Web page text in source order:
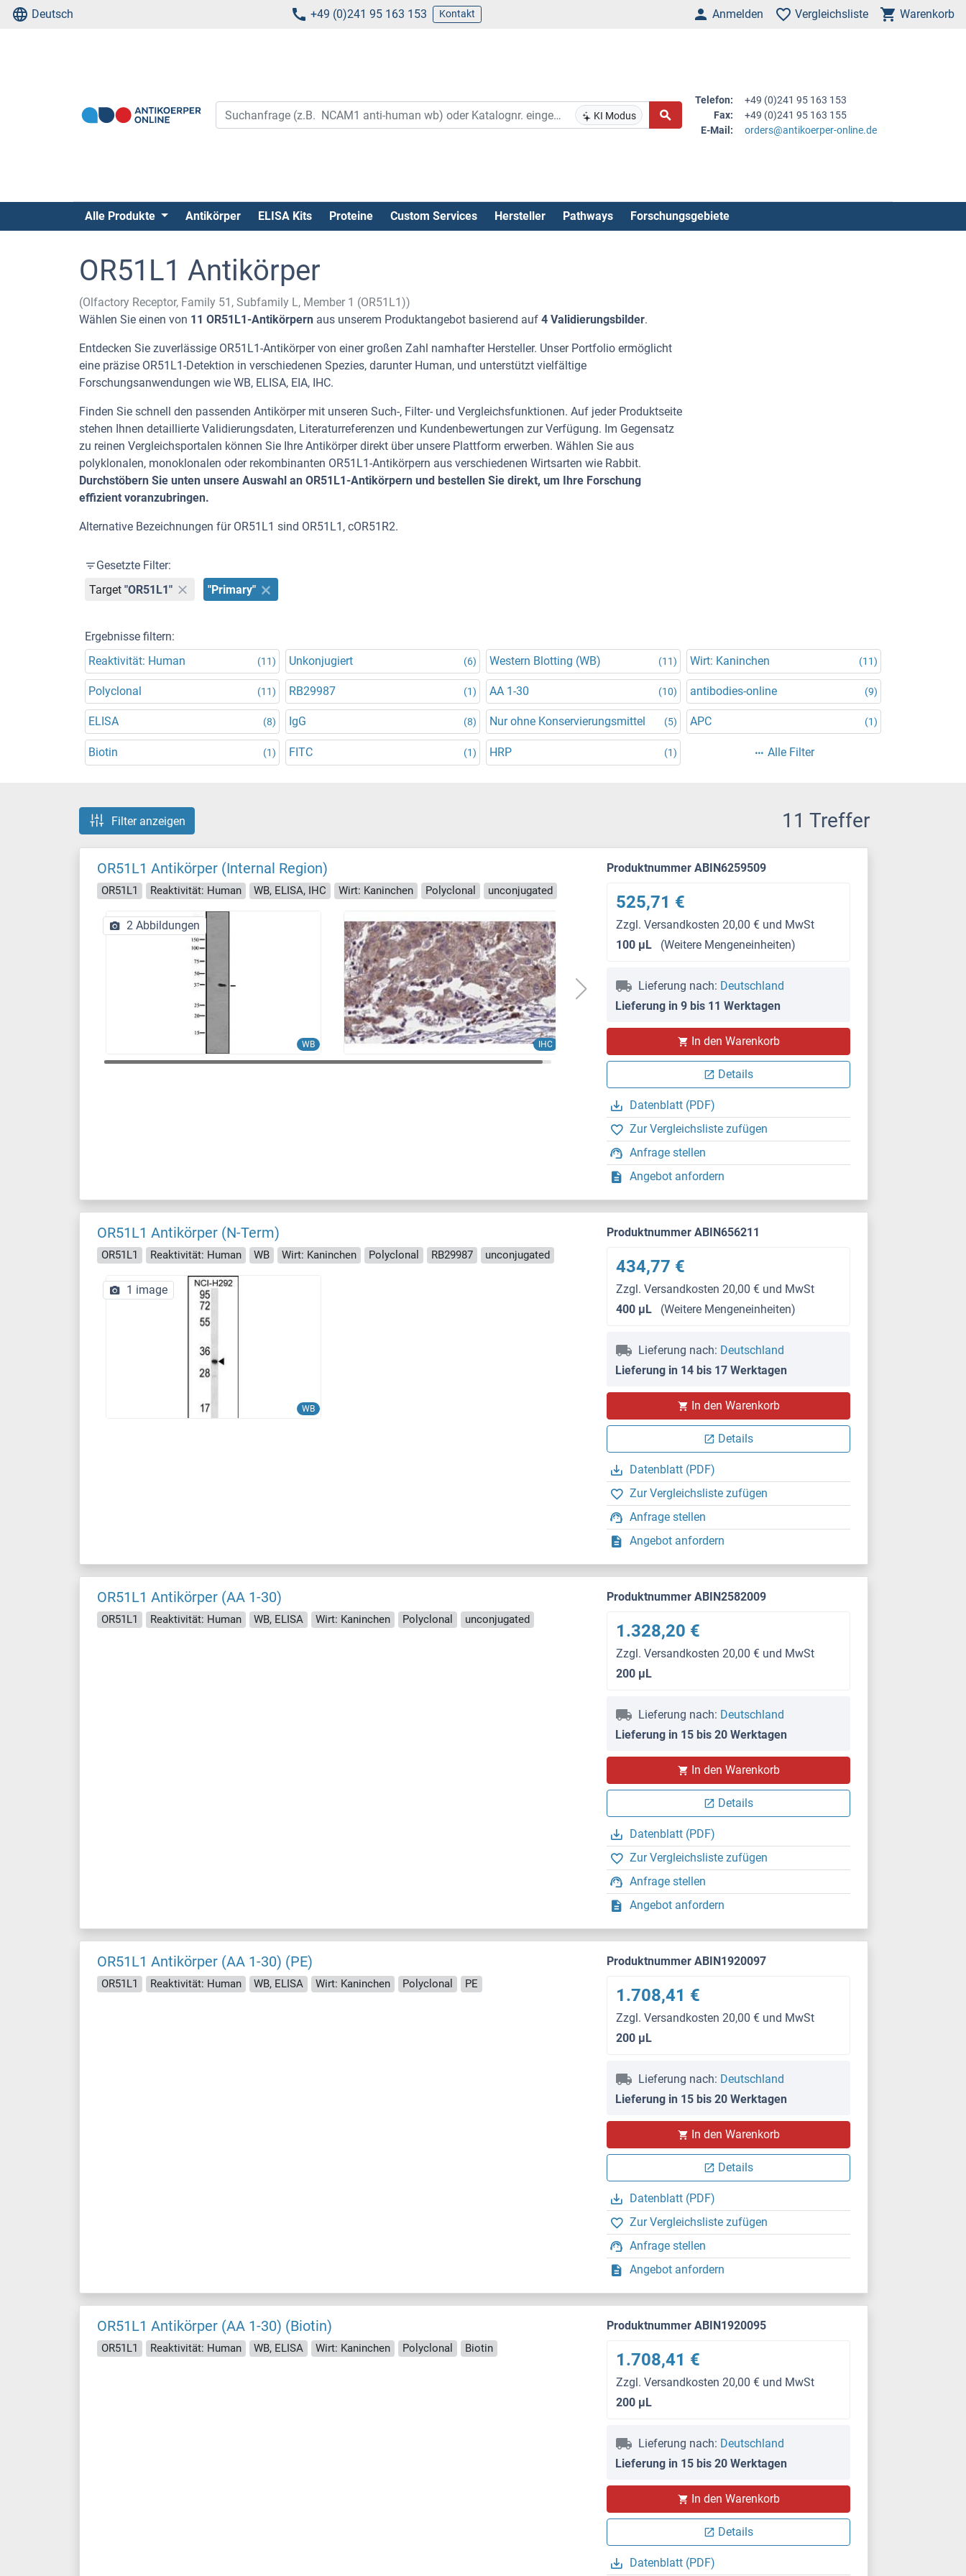
Deutsch +49 (0)241 95 163 153 Kontakt Anmelden Vergleichsliste Warenkorb
KI Modus
Telefon:
+49 (0)241 95 163 153
Fax:
+49 (0)241 95 163 155
E-Mail:
orders@antikoerper-online.de
Alle Produkte Antikörper ELISA Kits Proteine Custom Services Hersteller Pathways Forschungsgebiete
OR51L1 Antikörper
(Olfactory Receptor, Family 51, Subfamily L, Member 1 (OR51L1))
Wählen Sie einen von 11 OR51L1-Antikörpern aus unserem Produktangebot basierend auf 4 Validierungsbilder.
Entdecken Sie zuverlässige OR51L1-Antikörper von einer großen Zahl namhafter Hersteller. Unser Portfolio ermöglicht
eine präzise OR51L1-Detektion in verschiedenen Spezies, darunter Human, und unterstützt vielfältige
Forschungsanwendungen wie WB, ELISA, EIA, IHC.
Finden Sie schnell den passenden Antikörper mit unseren Such-, Filter- und Vergleichsfunktionen. Auf jeder Produktseite
stehen Ihnen detaillierte Validierungsdaten, Literaturreferenzen und Kundenbewertungen zur Verfügung. Im Gegensatz
zu reinen Vergleichsportalen können Sie Ihre Antikörper direkt über unsere Plattform erwerben. Wählen Sie aus
polyklonalen, monoklonalen oder rekombinanten OR51L1-Antikörpern aus verschiedenen Wirtsarten wie Rabbit.
Durchstöbern Sie unten unsere Auswahl an OR51L1-Antikörpern und bestellen Sie direkt, um Ihre Forschung
effizient voranzubringen.
Alternative Bezeichnungen für OR51L1 sind OR51L1, cOR51R2.
Gesetzte Filter:
Target "OR51L1" "Primary"
Ergebnisse filtern:
Reaktivität: Human
(11) Unkonjugiert (6) Western Blotting (WB) (11) Wirt: Kaninchen (11)
Polyclonal (11) RB29987 (1) AA 1-30 (10) antibodies-online (9)
ELISA (8) IgG (8) Nur ohne Konservierungsmittel (5) APC (1)
Biotin (1) FITC (1) HRP (1) Alle Filter
Filter anzeigen 11 Treffer
OR51L1 Antikörper (Internal Region)
OR51L1 Reaktivität: Human WB, ELISA, IHC Wirt: Kaninchen Polyclonal unconjugated
WB IHC
2 Abbildungen
Produktnummer ABIN6259509
525,71 €
Zzgl. Versandkosten 20,00 € und MwSt
100 μL
(Weitere Mengeneinheiten)
Lieferung nach: Deutschland
Lieferung in 9 bis 11 Werktagen
In den Warenkorb
Details
Datenblatt (PDF)
Zur Vergleichsliste zufügen
Anfrage stellen
Angebot anfordern
OR51L1 Antikörper (N-Term)
OR51L1 Reaktivität: Human WB Wirt: Kaninchen Polyclonal RB29987 unconjugated
WB
1 image
Produktnummer ABIN656211
434,77 €
Zzgl. Versandkosten 20,00 € und MwSt
400 μL
(Weitere Mengeneinheiten)
Lieferung nach: Deutschland
Lieferung in 14 bis 17 Werktagen
In den Warenkorb
Details
Datenblatt (PDF)
Zur Vergleichsliste zufügen
Anfrage stellen
Angebot anfordern
OR51L1 Antikörper (AA 1-30)
OR51L1 Reaktivität: Human WB, ELISA Wirt: Kaninchen Polyclonal unconjugated
Produktnummer ABIN2582009
1.328,20 €
Zzgl. Versandkosten 20,00 € und MwSt
200 μL
Lieferung nach: Deutschland
Lieferung in 15 bis 20 Werktagen
In den Warenkorb
Details
Datenblatt (PDF)
Zur Vergleichsliste zufügen
Anfrage stellen
Angebot anfordern
OR51L1 Antikörper (AA 1-30) (PE)
OR51L1 Reaktivität: Human WB, ELISA Wirt: Kaninchen Polyclonal PE
Produktnummer ABIN1920097
1.708,41 €
Zzgl. Versandkosten 20,00 € und MwSt
200 μL
Lieferung nach: Deutschland
Lieferung in 15 bis 20 Werktagen
In den Warenkorb
Details
Datenblatt (PDF)
Zur Vergleichsliste zufügen
Anfrage stellen
Angebot anfordern
OR51L1 Antikörper (AA 1-30) (Biotin)
OR51L1 Reaktivität: Human WB, ELISA Wirt: Kaninchen Polyclonal Biotin
Produktnummer ABIN1920095
1.708,41 €
Zzgl. Versandkosten 20,00 € und MwSt
200 μL
Lieferung nach: Deutschland
Lieferung in 15 bis 20 Werktagen
In den Warenkorb
Details
Datenblatt (PDF)